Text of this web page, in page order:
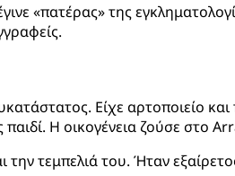
«πατέρας» της
Είχε αρτοποιείο
Η οικογένεια ζούσε στο
τεμπελιά του. Ήταν